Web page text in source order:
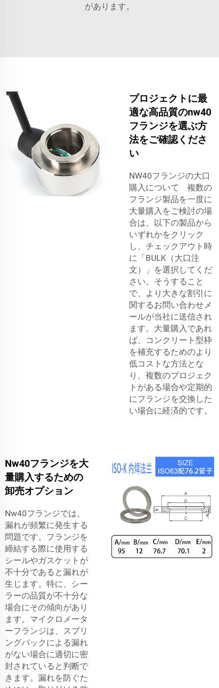
があります。
プロジェクトに最
適な高品質のnw40
フランジを選ぶ方
法をご確認くださ
い
NW40フランジの大口
購入について 複数の
フランジ製品を一度に
大量購入をご検討の場
合は、以下の製品から
いずれかをクリック
し、チェックアウト時
に「BULK（大口注
文）」を選択してくだ
さい。そうすること
で、より大きな割引に
関するお問い合わせメ
ールが当社に送信され
ます。大量購入であれ
ば、コンクリート型枠
を補充するためのより
低コストな方法とな
り、複数のプロジェク
トがある場合や定期的
にフランジを交換した
い場合に経済的です。
Nw40フランジを大
量購入するための
卸売オプション
Nw40フランジでは、
漏れが頻繁に発生する
問題です。フランジを
締結する際に使用する
シールやガスケットが
不十分であると漏れが
生じます。特に、シー
ラーの品質が不十分な
場合にその傾向があり
ます。マイクロメータ
ーフランジは、スプリ
ングバックによる漏れ
がない場合に適切に密
封されていると判断で
きます。漏れを防ぐた